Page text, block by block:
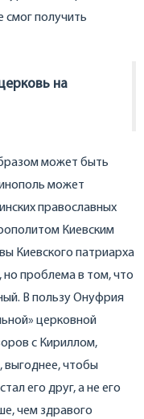
смог получить
на
может быть
может
православных
Киевским
Киевского патриарха
проблема в том, что
В пользу Онуфрия
церковной
с Кириллом,
выгоднее, чтобы
его друг, а не его
чем здравого